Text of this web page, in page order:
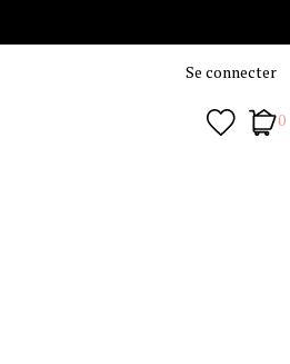
Se connecter
0